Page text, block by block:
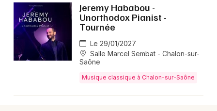
Jeremy Hababou -
Unorthodox Pianist -
Tournée
Le 29/01/2027
Salle Marcel Sembat - Chalon-sur-
Saône
Musique classique à Chalon-sur-Saône